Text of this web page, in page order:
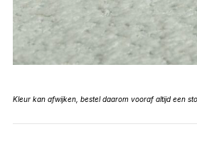
Kleur kan afwijken, bestel daarom vooraf altijd een